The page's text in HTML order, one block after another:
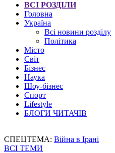
ВСІ РОЗДІЛИ
Головна
Україна
Всі новини розділу
Політика
Місто
Світ
Бізнес
Наука
Шоу-бізнес
Спорт
Lifestyle
БЛОГИ ЧИТАЧІВ
СПЕЦТЕМА: Війна в Ірані
ВСІ ТЕМИ